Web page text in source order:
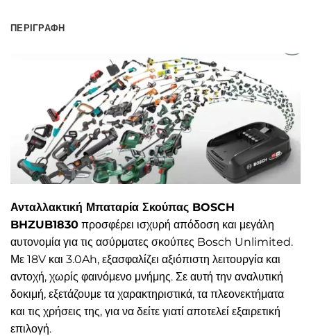
ΠΕΡΙΓΡΑΦΉ
Ανταλλακτική Μπαταρία Σκούπας BOSCH
BHZUB1830 προσφέρει ισχυρή απόδοση και μεγάλη
αυτονομία για τις ασύρματες σκούπες Bosch Unlimited.
Με 18V και 3.0Ah, εξασφαλίζει αξιόπιστη λειτουργία και
αντοχή, χωρίς φαινόμενο μνήμης. Σε αυτή την αναλυτική
δοκιμή, εξετάζουμε τα χαρακτηριστικά, τα πλεονεκτήματα
και τις χρήσεις της, για να δείτε γιατί αποτελεί εξαιρετική
επιλογή.